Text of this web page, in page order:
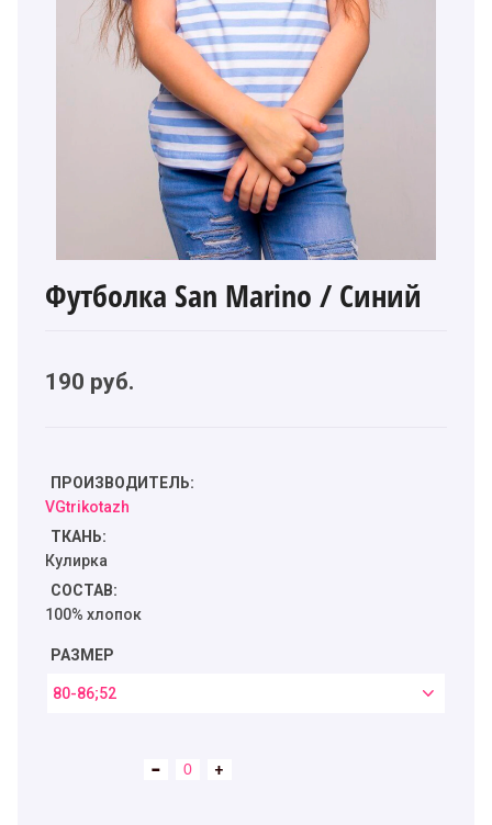
Футболка San Marino / Синий
190 руб.
ПРОИЗВОДИТЕЛЬ:
VGtrikotazh
ТКАНЬ:
Кулирка
СОСТАВ:
100% хлопок
РАЗМЕР
80-86;52